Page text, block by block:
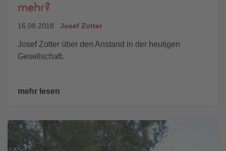
mehr?
16.08.2018 Josef Zotter
Josef Zotter über den Anstand in der heutigen
Gesellschaft.
mehr lesen